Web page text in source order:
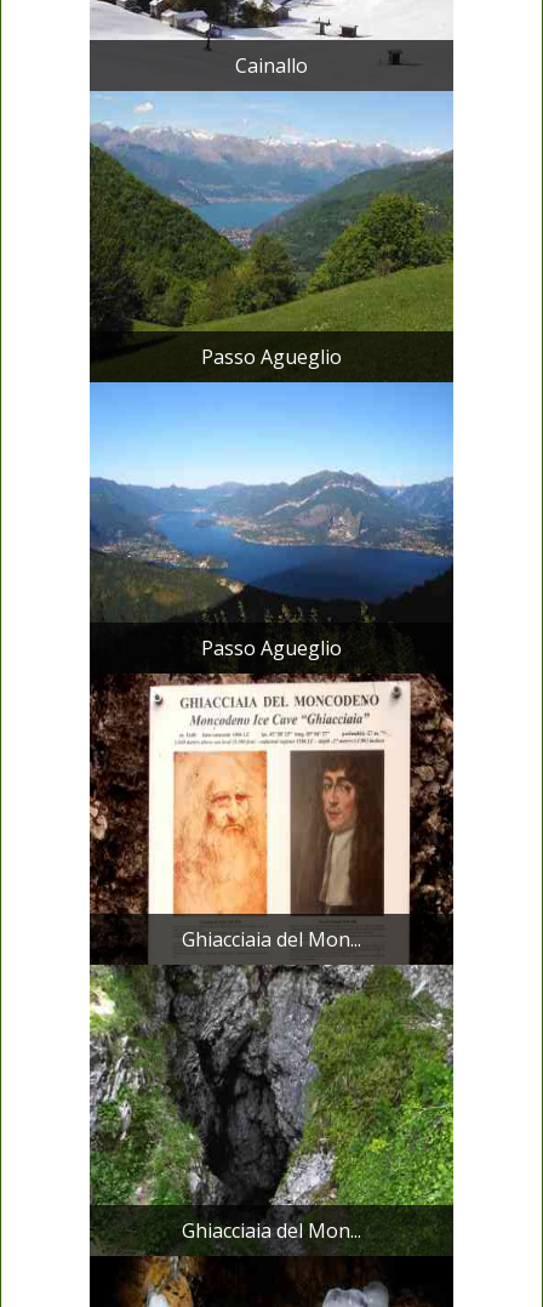
Cainallo
Passo Agueglio
Passo Agueglio
Ghiacciaia del Mon...
Ghiacciaia del Mon...